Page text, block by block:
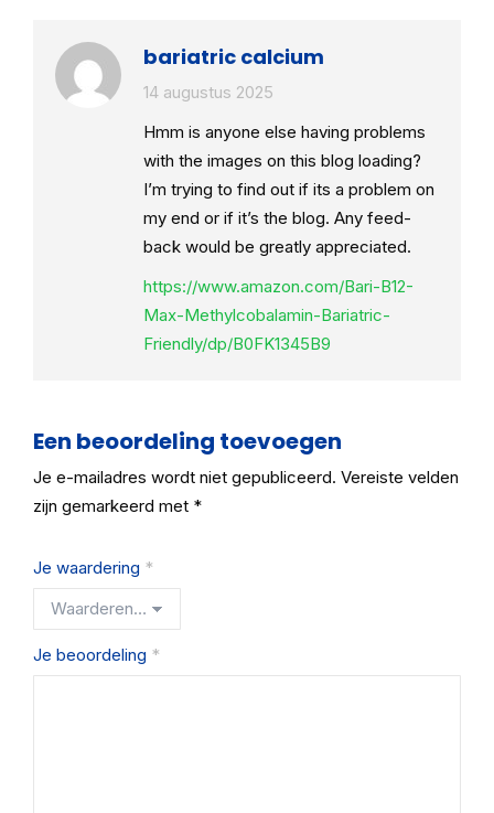
bariatric calcium
14 augustus 2025
Hmm is anyone else having problems
with the images on this blog loading?
I’m trying to find out if its a problem on
my end or if it’s the blog. Any feed-
back would be greatly appreciated.
https://www.amazon.com/Bari-B12-
Max-Methylcobalamin-Bariatric-
Friendly/dp/B0FK1345B9
Een beoordeling toevoegen
Je e-mailadres wordt niet gepubliceerd. Vereiste velden
zijn gemarkeerd met *
Je waardering *
Je beoordeling *